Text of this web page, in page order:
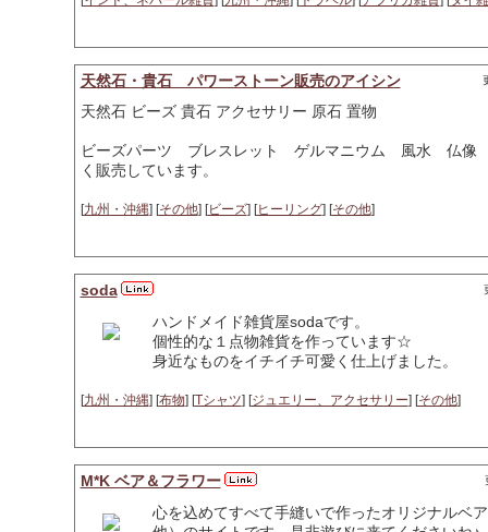
天然石・貴石 パワーストーン販売のアイシン
天然石 ビーズ 貴石 アクセサリー 原石 置物
ビーズパーツ ブレスレット ゲルマニウム 風水 仏像
く販売しています。
[九州・沖縄] [その他] [ビーズ] [ヒーリング] [その他]
soda
ハンドメイド雑貨屋sodaです。
個性的な１点物雑貨を作っています☆
身近なものをイチイチ可愛く仕上げました。
[九州・沖縄] [布物] [Tシャツ] [ジュエリー、アクセサリー] [その他]
M*K ベア＆フラワー
心を込めてすべて手縫いで作ったオリジナルベ